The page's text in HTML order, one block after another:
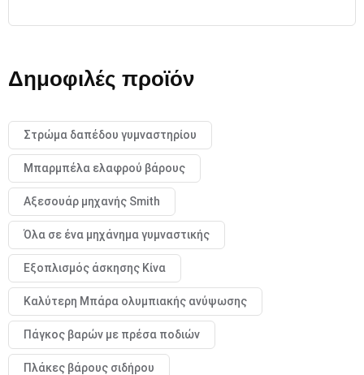
Δημοφιλές προϊόν
Στρώμα δαπέδου γυμναστηρίου
Μπαρμπέλα ελαφρού βάρους
Αξεσουάρ μηχανής Smith
Όλα σε ένα μηχάνημα γυμναστικής
Εξοπλισμός άσκησης Κίνα
Καλύτερη Μπάρα ολυμπιακής ανύψωσης
Πάγκος βαρών με πρέσα ποδιών
Πλάκες βάρους σιδήρου